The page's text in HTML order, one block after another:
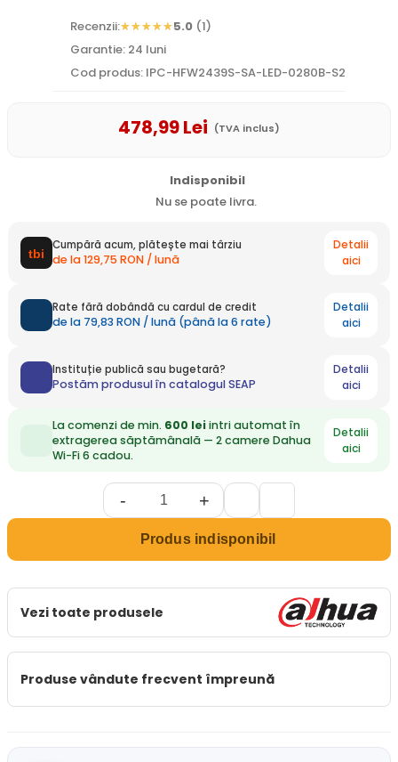
Recenzii: 5.0(1)
Garantie: 24 luni
Cod produs: IPC-HFW2439S-SA-LED-0280B-S2
478,99Lei (TVA inclus)
Indisponibil
Nu se poate livra.
Cumpără acum, plătește mai târziu
de la 129,75 RON / lună
Detalii
aici
Rate fără dobândă cu cardul de credit
de la 79,83 RON / lună (până la 6 rate)
Detalii
aici
Instituție publică sau bugetară?
Postăm produsul în catalogul SEAP
Detalii
aici
La comenzi de min. 600 leiintri automat în
extragerea săptămânală — 2 camere Dahua
Wi-Fi 6 cadou.
Detalii
aici
- +
Produs indisponibil
Vezi toate produsele
Produse vândute frecvent împreună